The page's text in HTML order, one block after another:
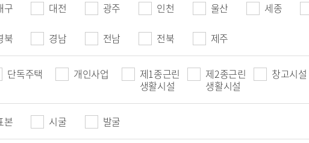
구 대전 광주 인천 울산 세종
북 경남 전남 전북 제주
단독주택 개인사업
제1종근린
생활시설
제2종근린
생활시설
창고시설
본 시굴 발굴